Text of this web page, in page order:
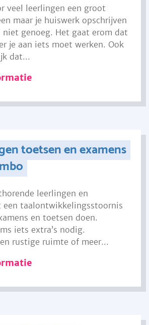
veel leerlingen een groot
maar je huiswerk opschrijven
niet genoeg. Het gaat erom dat
je aan iets moet werken. Ook
dat...
toetsen en examens
leerlingen en
een taalontwikkelingsstoornis
en toetsen doen.
iets extra’s nodig.
rustige ruimte of meer...